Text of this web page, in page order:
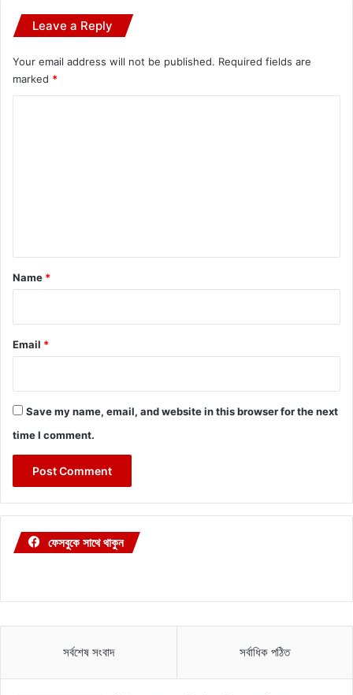
Leave a Reply
Your email address will not be published. Required fields are
marked *
*
Name *
Email *
Save my name, email, and website in this browser for the next
time I comment.
ফেসবুকে সাথে থাকুন
সর্বশেষ সংবাদ সর্বাধিক পঠিত